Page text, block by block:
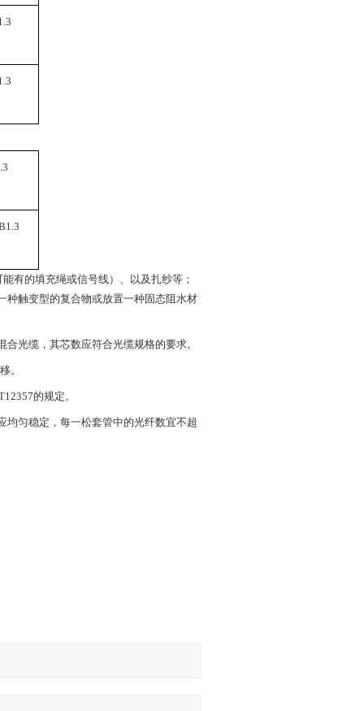
有的填充绳或信号线）、以及扎纱等；
种触变型的复合物或放置一种固态阻水材
光缆，其芯数应符合光缆规格的要求。
。
的规定。
匀稳定，每一松套管中的光纤数宜不超